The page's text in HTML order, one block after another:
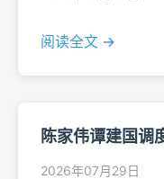
阅读全文 →
陈家伟谭建国调
2026年07月29日